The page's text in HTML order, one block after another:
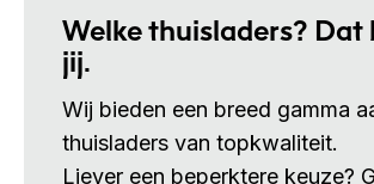
Welke thuisladers? Dat
jij.
Wij bieden een breed gamma
thuisladers van topkwaliteit.
Liever een beperktere keuze?